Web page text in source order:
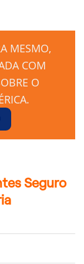
MESMO,
COM
O
Seguro